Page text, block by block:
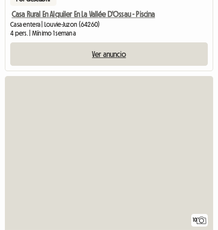
Casa Rural En Alquiler En La Vallée D'Ossau - Piscina
Casa entera | Louvie-Juzon (64260)
4 pers. | Mínimo 1 semana
Ver anuncio
10